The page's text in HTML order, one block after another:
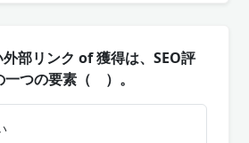
部リンク of 獲得は、SEO評
一つの要素（ ）。